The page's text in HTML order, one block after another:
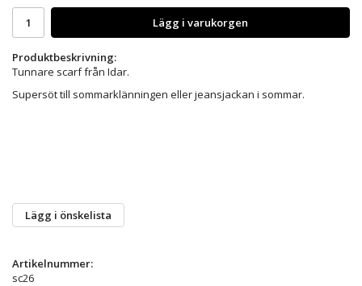
Lägg i varukorgen
Produktbeskrivning:
Tunnare scarf från Idar.
Supersöt till sommarklänningen eller jeansjackan i sommar.
Lägg i önskelista
Artikelnummer:
sc26